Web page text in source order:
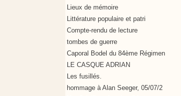
Lieux de mémoire
Littérature populaire et patri
Compte-rendu de lecture
tombes de guerre
Caporal Bodel du 84ème Régimen
LE CASQUE ADRIAN
Les fusillés.
hommage à Alan Seeger, 05/07/2